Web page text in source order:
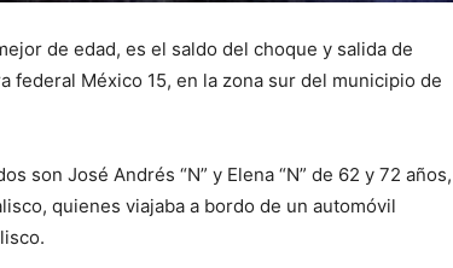
de edad, es el saldo del choque y salida de
federal México 15, en la zona sur del municipio de
son José Andrés “N” y Elena “N” de 62 y 72 años,
quienes viajaba a bordo de un automóvil